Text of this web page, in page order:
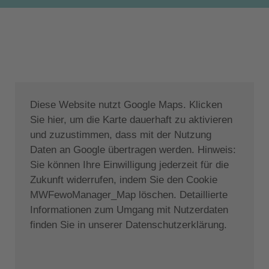
Schlafcouchen und ein Badezimmer mit Jacuzzi ist
Erholung bringenden 50 qm großen Swimmingpool
(1,75 m tief) mit Liegeflächen im lauschigen Garten.
Ein Grill- und Essplatz für gesellige Stunden stehen
ebenfalls zur Verfügung. Rasenflächen,
Kinderspielplatz und privater Parkplatz sind
vorhanden.
Zur Lage:
Das Haus liegt ca. 500 m außerhalb des kleinen
Diese Website nutzt Google Maps. Klicken
Sie hier, um die Karte dauerhaft zu aktivieren
und zuzustimmen, dass mit der Nutzung
Daten an Google übertragen werden. Hinweis:
Sie können Ihre Einwilligung jederzeit für die
Zukunft widerrufen, indem Sie den Cookie
MWFewoManager_Map löschen. Detaillierte
Informationen zum Umgang mit Nutzerdaten
finden Sie in unserer Datenschutzerklärung.